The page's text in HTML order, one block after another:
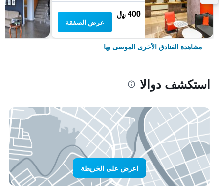
400 ﷼
عرض الصفقة
مشاهدة الفنادق الأخرى الموصى بها
استكشف دوالا
اعرض على الخريطة